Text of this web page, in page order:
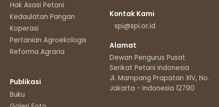
Hak Asasi Petani
Kedaulatan Pangan
Koperasi
Pertanian Agroekologis
Reforma Agraria
Publikasi
Buku
Kontak Kami
spi@spi.or.id
Alamat
Dewan Pengurus Pusat
Serikat Petani Indonesia
Jl. Mampang Prapatan XIV, No.11
Jakarta - Indonesia 12790